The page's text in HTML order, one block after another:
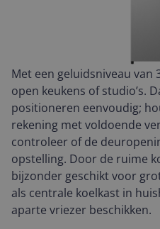
Met een geluidsniveau van
open keukens of studio’s.
positioneren eenvoudig;
rekening met voldoende
controleer of de
opstelling. Door de ruime
bijzonder geschikt voor
als centrale koelkast in
aparte vriezer beschikken.